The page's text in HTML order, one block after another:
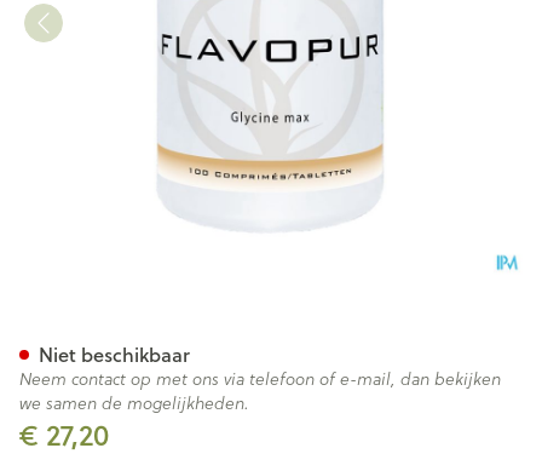
€ 27,20
Niet beschikbaar
Neem contact op met ons via telefoon of e-mail, dan bekijken
we samen de mogelijkheden.